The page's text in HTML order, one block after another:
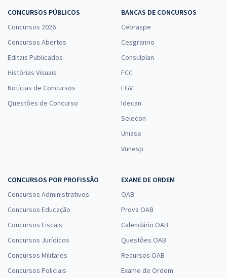
CONCURSOS PÚBLICOS
Concursos 2026
Concursos Abertos
Editais Publicados
Histórias Visuais
Notícias de Concursos
Questões de Concurso
BANCAS DE CONCURSOS
Cebraspe
Cesgranrio
Consulplan
FCC
FGV
Idecan
Selecon
Uniase
Vunesp
CONCURSOS POR PROFISSÃO
Concursos Administrativos
Concursos Educação
Concursos Fiscais
Concursos Jurídicos
Concursos Militares
Concursos Policiais
EXAME DE ORDEM
OAB
Prova OAB
Calendário OAB
Questões OAB
Recursos OAB
Exame de Ordem